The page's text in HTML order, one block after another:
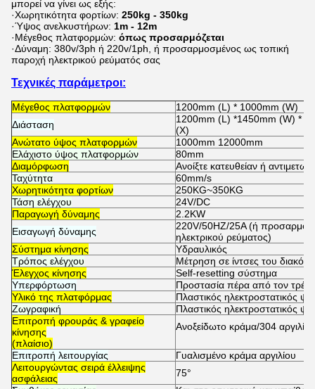
μπορεί να γίνει ως εξής:
·Χωρητικότητα φορτίων: 250kg - 350kg
·Ύψος ανελκυστήρων: 1m - 12m
·Μέγεθος πλατφορμών: όπως προσαρμόζεται
·Δύναμη: 380v/3ph ή 220v/1ph, ή προσαρμοσμένος ως τοπική
παροχή ηλεκτρικού ρεύματός σας
Τεχνικές παράμετροι:
Μέγεθος πλατφορμών
1200mm (L) * 1000mm (W)
Διάσταση
1200mm (L) *1450mm (W) *
(Χ)
Ανώτατο ύψος πλατφορμών
1000mm 12000mm
Ελάχιστο ύψος πλατφορμών
80mm
Διαμόρφωση
Ανοίξτε κατευθείαν ή
Ταχύτητα
60mm/s
Χωρητικότητα φορτίων
250KG~350KG
Τάση ελέγχου
24V/DC
Παραγωγή δύναμης
2.2KW
Εισαγωγή δύναμης
220V/50HZ/25A (ή
ηλεκτρικού ρεύματος)
Σύστημα κίνησης
Υδραυλικός
Τρόπος ελέγχου
Μέτρηση σε ίντσες του
Έλεγχος κίνησης
Self-resetting σύστημα
Υπερφόρτωση
Προστασία πέρα από τον
Υλικό της πλατφόρμας
Πλαστικός ηλεκτροστατικός
Ζωγραφική
Πλαστικός ηλεκτροστατικός
Επιτροπή φρουράς & γραφείο
κίνησης
(πλαίσιο)
Ανοξείδωτο κράμα/304 αργιλίου
Επιτροπή λειτουργίας
Γυαλισμένο κράμα αργιλίου
Λειτουργώντας σειρά έλλειψης
ασφάλειας
75°